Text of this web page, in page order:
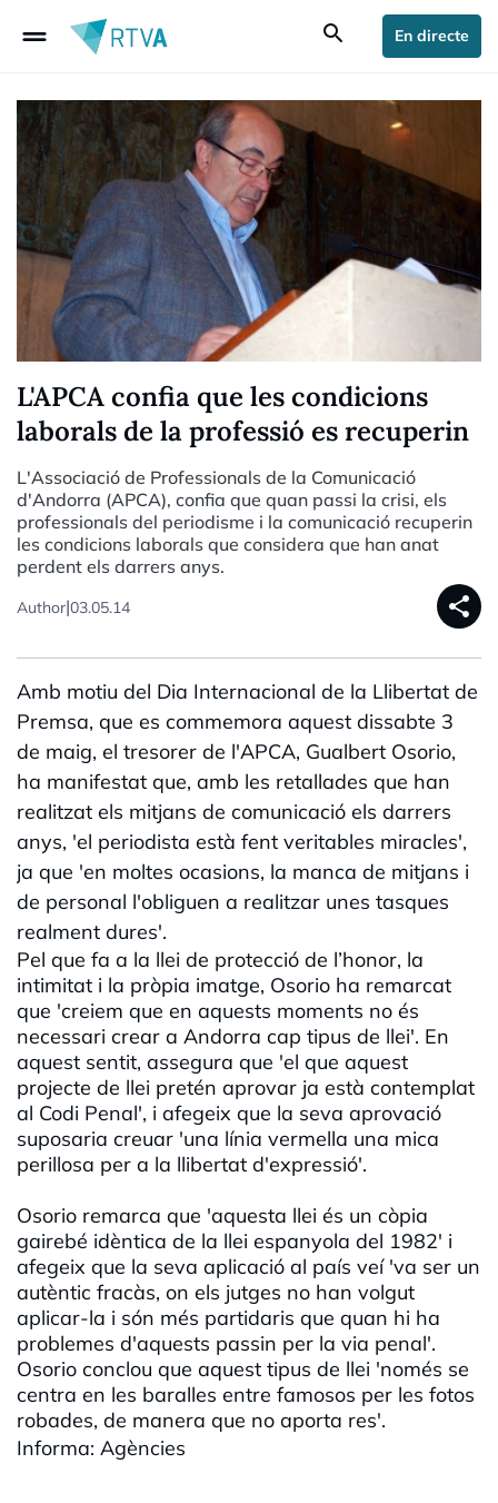
drag_handle search En directe
L'APCA confia que les condicions
laborals de la professió es recuperin
L'Associació de Professionals de la Comunicació
d'Andorra (APCA), confia que quan passi la crisi, els
professionals del periodisme i la comunicació recuperin
les condicions laborals que considera que han anat
perdent els darrers anys.
Author|03.05.14 share
Amb motiu del Dia Internacional de la Llibertat de
Premsa, que es commemora aquest dissabte 3
de maig, el tresorer de l'APCA, Gualbert Osorio,
ha manifestat que, amb les retallades que han
realitzat els mitjans de comunicació els darrers
anys, 'el periodista està fent veritables miracles',
ja que 'en moltes ocasions, la manca de mitjans i
de personal l'obliguen a realitzar unes tasques
realment dures'.
Pel que fa a la llei de protecció de l’honor, la
intimitat i la pròpia imatge, Osorio ha remarcat
que 'creiem que en aquests moments no és
necessari crear a Andorra cap tipus de llei'. En
aquest sentit, assegura que 'el que aquest
projecte de llei pretén aprovar ja està contemplat
al Codi Penal', i afegeix que la seva aprovació
suposaria creuar 'una línia vermella una mica
perillosa per a la llibertat d'expressió'.
Osorio remarca que 'aquesta llei és un còpia
gairebé idèntica de la llei espanyola del 1982' i
afegeix que la seva aplicació al país veí 'va ser un
autèntic fracàs, on els jutges no han volgut
aplicar-la i són més partidaris que quan hi ha
problemes d'aquests passin per la via penal'.
Osorio conclou que aquest tipus de llei 'només se
centra en les baralles entre famosos per les fotos
robades, de manera que no aporta res'.
Informa: Agències